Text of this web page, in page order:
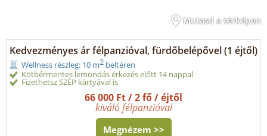
Mutasd a térképen
Kedvezményes ár félpanzióval, fürdőbelépővel (1 éjtől)
Wellness részleg: 10 m2 beltéren
Kötbérmentes lemondás érkezés előtt 14 nappal
Fizethetsz SZÉP kártyával is
66 000 Ft / 2 fő / éjtől
kiváló félpanzióval
Megnézem >>